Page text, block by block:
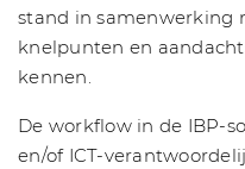
stand in samenwerking
knelpunten en
kennen.
De workflow in de IBP-
en/of ICT-